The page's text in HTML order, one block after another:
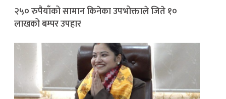
२५० रुपैयाँको सामान किनेका उपभोक्ताले जिते १०
लाखको बम्पर उपहार